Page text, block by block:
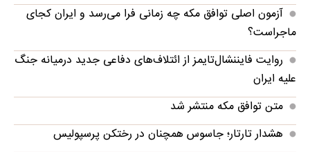
آزمون اصلی توافق مکه چه زمانی فرا می‌رسد و ایران کجای
ماجراست؟
روایت فایننشال‌تایمز از ائتلاف‌های دفاعی جدید درمیانه جنگ
علیه ایران
متن توافق مکه منتشر شد
هشدار تارتار؛ جاسوس همچنان در رختکن پرسپولیس